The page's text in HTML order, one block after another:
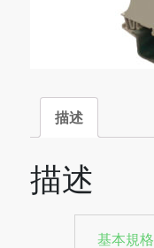
描述
描述
基本規格